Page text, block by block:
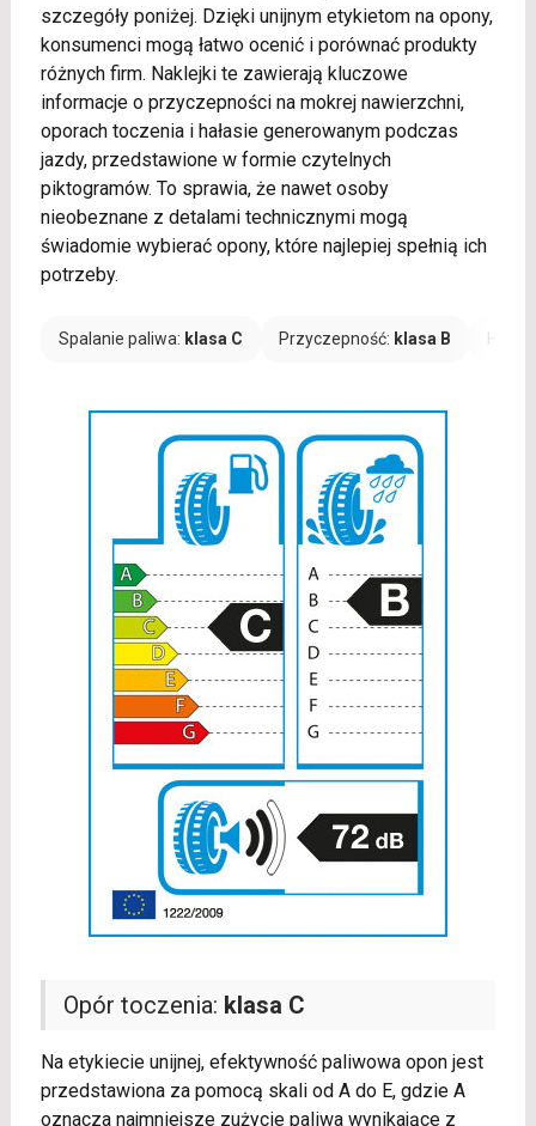
szczegóły poniżej. Dzięki unijnym etykietom na opony,
konsumenci mogą łatwo ocenić i porównać produkty
różnych firm. Naklejki te zawierają kluczowe
informacje o przyczepności na mokrej nawierzchni,
oporach toczenia i hałasie generowanym podczas
jazdy, przedstawione w formie czytelnych
piktogramów. To sprawia, że nawet osoby
nieobeznane z detalami technicznymi mogą
świadomie wybierać opony, które najlepiej spełnią ich
potrzeby.
Spalanie paliwa: klasa C Przyczepność: klasa B
Opór toczenia: klasa C
Na etykiecie unijnej, efektywność paliwowa opon jest
przedstawiona za pomocą skali od A do E, gdzie A
oznacza najmniejsze zużycie paliwa wynikające z